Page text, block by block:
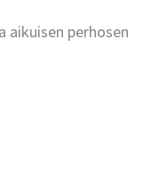
aikuisen perhosen